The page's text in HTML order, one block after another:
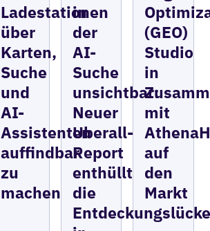
Ladestationen
über
Karten,
Suche
und
AI-
Assistenten
auffindbar
zu
machen
in
der
AI-
Suche
unsichtbar:
Neuer
Uberall-
Report
enthüllt
die
Entdeckungslücke
(GEO)
Studio
in
mit
auf
den
Markt